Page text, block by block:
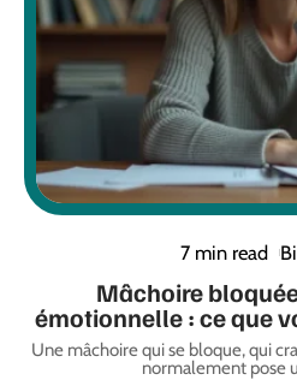
7 min read
Mâchoire
émotionnelle : ce que
Une mâchoire qui se bloque, qui
normalement pose